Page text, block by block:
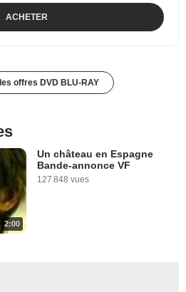
ACHETER
offres DVD BLU-RAY
2:00
Un château en Espagne
Bande-annonce VF
127 848 vues